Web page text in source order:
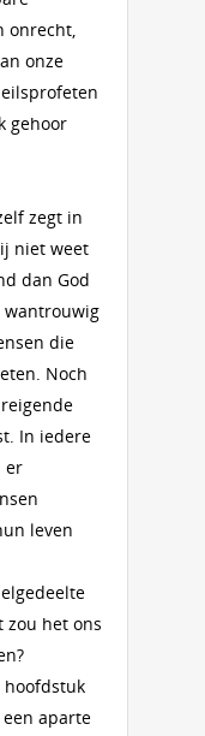
onrecht,
onze
gehoor
zegt in
niet weet
dan God
wantrouwig
die
Noch
In iedere
er
leven
zou het ons
hoofdstuk
aparte